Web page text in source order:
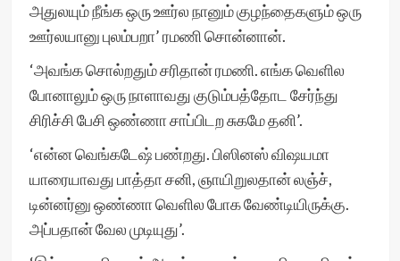
அதுலயும் நீங்க ஒரு ஊர்ல நானும் குழந்தைகளும் ஒரு
ஊர்லயானு புலம்பறா’ ரமணி சொன்னான்.
‘அவங்க சொல்றதும் சரிதான் ரமணி. எங்க வெளில
போனாலும் ஒரு நாளாவது குடும்பத்தோட சேர்ந்து
சிரிச்சி பேசி ஒண்ணா சாப்பிடற சுகமே தனி’.
‘என்ன வெங்கடேஷ் பண்றது. பிஸினஸ் விஷயமா
யாரையாவது பாத்தா சனி, ஞாயிறுலதான் லஞ்ச்,
டின்னர்னு ஒண்ணா வெளில போக வேண்டியிருக்கு.
அப்பதான் வேல முடியுது’.